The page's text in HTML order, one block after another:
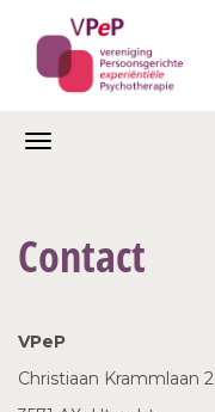
Contact
VPeP
Christiaan Krammlaan 2